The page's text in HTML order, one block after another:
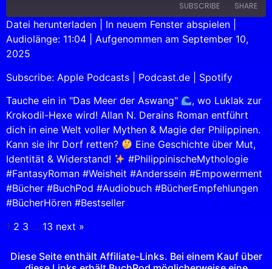
SUBSCRIBE SHARE
Apple Podcasts Podcast.de
RSS FEED
SHARE
EMBED
Datei herunterladen In neuem Fenster abspielen
Audiolänge: 11:04
Aufgenommen am September 10,
2025
Subscribe: Apple Podcasts Podcast.de
Spotify
Tauche ein in "Das Meer der Aswang"
, wo Luklak zur
Krokodil-Hexe wird! Allan N. Derains Roman entführt
dich in eine Welt voller Mythen & Magie der Philippinen.
Kann sie ihr Dorf retten?
Eine Geschichte über Mut,
Identität & Widerstand!
#PhilippinischeMythologie
#FantasyRoman #Weisheit #Anderssein #Empowerment
#Bücher #BuchPod #Audiobuch #BücherEmpfehlungen
#BücherHören #Bestseller
1 2 3 … 13 next »
Diese Seite enthält Affiliate-Links. Bei einem Kauf über